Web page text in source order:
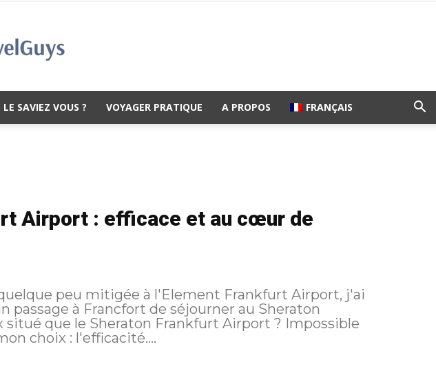
LE SAVIEZ VOUS ? VOYAGER PRATIQUE A PROPOS FRANÇAIS
Airport : efficace et au cœur de
peu mitigée à l'Element Frankfurt Airport, j'ai
passage à Francfort de séjourner au Sheraton
que le Sheraton Frankfurt Airport ? Impossible
choix : l'efficacité....